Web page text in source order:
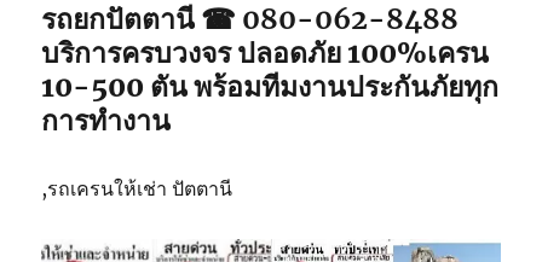
รถยกปัตตานี ☎ 080-062-8488
บริการครบวงจร ปลอดภัย 100%เครน
10-500 ตัน พร้อมทีมงานประกันภัยทุก
การทำงาน
,รถเครนให้เช่า ปัตตานี